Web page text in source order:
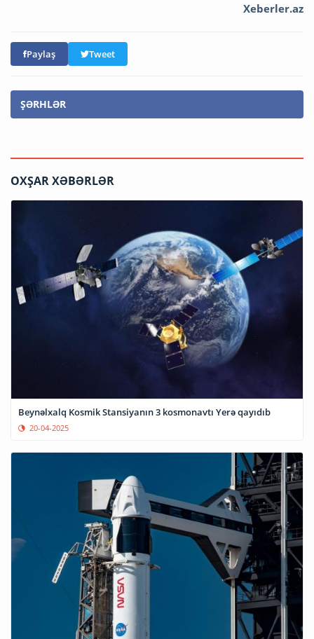
Xeberler.az
Paylaş Tweet
ŞƏRHLƏR
OXŞAR XƏBƏRLƏR
Beynəlxalq Kosmik Stansiyanın 3 kosmonavtı Yerə qayıdıb
20-04-2025